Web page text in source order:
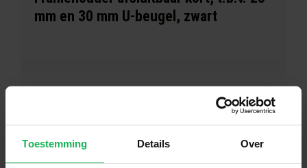
Toestemming Details Over
mm en 30 mm U-beugel, zwart